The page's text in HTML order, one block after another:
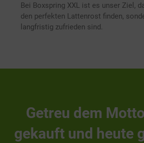
Bei Boxspring XXL ist es unser Ziel,
den perfekten Lattenrost finden,
langfristig zufrieden sind.
Getreu dem
gekauft und heute